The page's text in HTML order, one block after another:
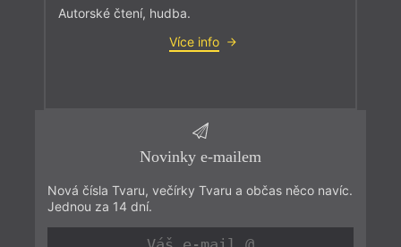
Autorské čtení, hudba.
Více info
Novinky e-mailem
Nová čísla Tvaru, večírky Tvaru a občas něco navíc.
Jednou za 14 dní.